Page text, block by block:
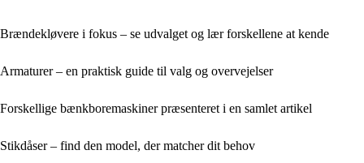
Brændekløvere i fokus – se udvalget og lær forskellene at kende
Armaturer – en praktisk guide til valg og overvejelser
Forskellige bænkboremaskiner præsenteret i en samlet artikel
Stikdåser – find den model, der matcher dit behov